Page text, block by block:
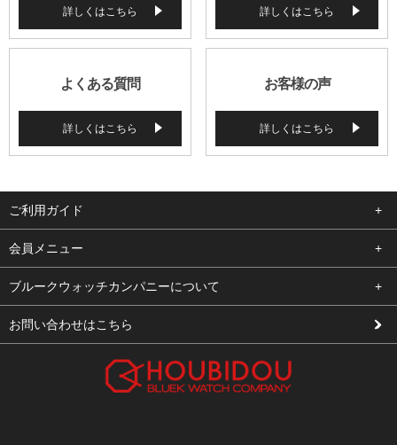
詳しくはこちら 詳しくはこちら
よくある質問
詳しくはこちら
お客様の声
詳しくはこちら
ご利用ガイド
よくある質問
支払い・送料
修理依頼
会員メニュー
ログイン
お気に入り
ブルークウォッチカンパニーについて
会社概要
お問い合わせはこちら